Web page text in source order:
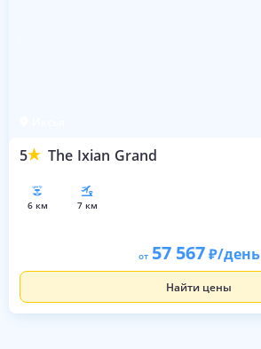
5 The Ixian Grand
6 км 7 км
от 57 567 /день
Найти цены